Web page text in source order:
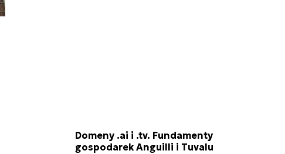
Domeny .ai i .tv. Fundamenty
gospodarek Anguilli i Tuvalu